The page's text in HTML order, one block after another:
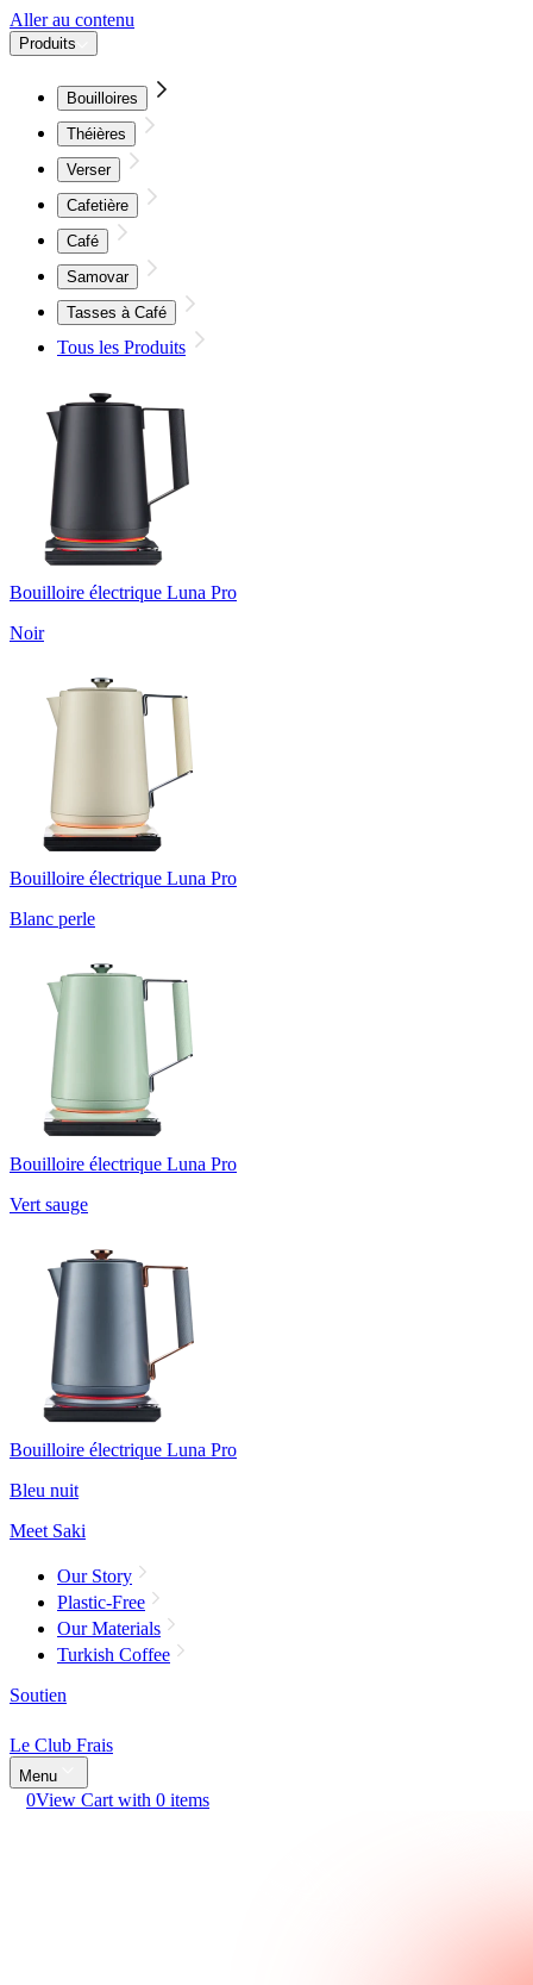
Aller au contenu
Produits
Bouilloires
Théières
Verser
Cafetière
Café
Samovar
Tasses à Café
Tous les Produits
Bouilloire électrique Luna Pro
Noir
Bouilloire électrique Luna Pro
Blanc perle
Bouilloire électrique Luna Pro
Vert sauge
Bouilloire électrique Luna Pro
Bleu nuit
Meet Saki
Our Story
Plastic-Free
Our Materials
Turkish Coffee
Soutien
Le Club Frais
Menu
0View Cart with 0 items